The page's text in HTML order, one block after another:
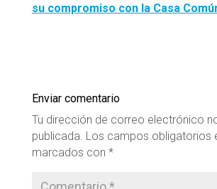
su compromiso con la Casa
Enviar comentario
Tu dirección de correo electrónico
publicada. Los campos obligatorios
marcados con *